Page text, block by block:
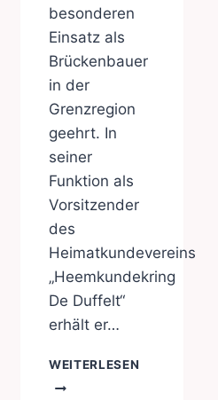
besonderen
Einsatz als
Brückenbauer
in der
Grenzregion
geehrt. In
seiner
Funktion als
Vorsitzender
des
Heimatkundevereins
„Heemkundekring
De Duffelt“
erhält er…
WEITERLESEN